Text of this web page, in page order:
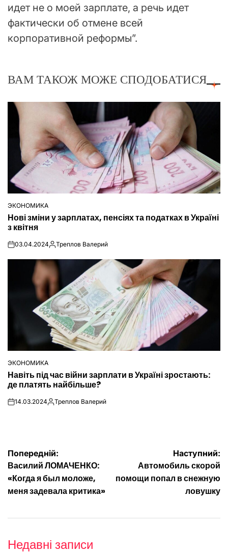
идет не о моей зарплате, а речь идет
фактически об отмене всей
корпоративной реформы”.
ВАМ ТАКОЖ МОЖЕ СПОДОБАТИСЯ
ОПУБЛІКУВАТИ
У
ЭКОНОМИКА
Нові зміни у зарплатах, пенсіях та податках в Україні
з квітня
on03.04.2024Опубліковано
Треплов Валерий
ОПУБЛІКУВАТИ
У
ЭКОНОМИКА
Навіть під час війни зарплати в Україні зростають:
де платять найбільше?
on14.03.2024Опубліковано
Треплов Валерий
Навігація
записів
Попередній:
Василий ЛОМАЧЕНКО:
«Когда я был моложе,
меня задевала критика»
Наступний:
Автомобиль скорой
помощи попал в снежную
ловушку
Недавні записи